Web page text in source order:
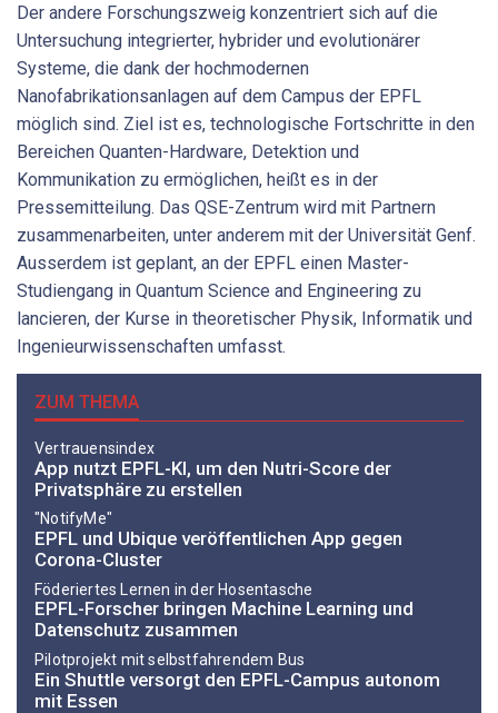
Der andere Forschungszweig konzentriert sich auf die
Untersuchung integrierter, hybrider und evolutionärer
Systeme, die dank der hochmodernen
Nanofabrikationsanlagen auf dem Campus der EPFL
möglich sind. Ziel ist es, technologische Fortschritte in den
Bereichen Quanten-Hardware, Detektion und
Kommunikation zu ermöglichen, heißt es in der
Pressemitteilung. Das QSE-Zentrum wird mit Partnern
zusammenarbeiten, unter anderem mit der Universität Genf.
Ausserdem ist geplant, an der EPFL einen Master-
Studiengang in Quantum Science and Engineering zu
lancieren, der Kurse in theoretischer Physik, Informatik und
Ingenieurwissenschaften umfasst.
ZUM THEMA
Vertrauensindex
App nutzt EPFL-KI, um den Nutri-Score der
Privatsphäre zu erstellen
"NotifyMe"
EPFL und Ubique veröffentlichen App gegen
Corona-Cluster
Föderiertes Lernen in der Hosentasche
EPFL-Forscher bringen Machine Learning und
Datenschutz zusammen
Pilotprojekt mit selbstfahrendem Bus
Ein Shuttle versorgt den EPFL-Campus autonom
mit Essen